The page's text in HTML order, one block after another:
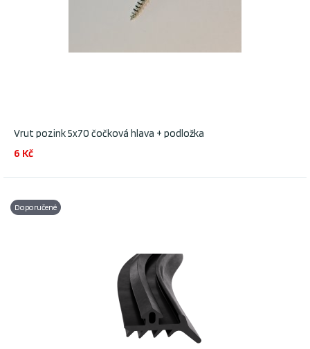
Vrut pozink 5x70 čočková hlava + podložka
6 Kč
Doporučené